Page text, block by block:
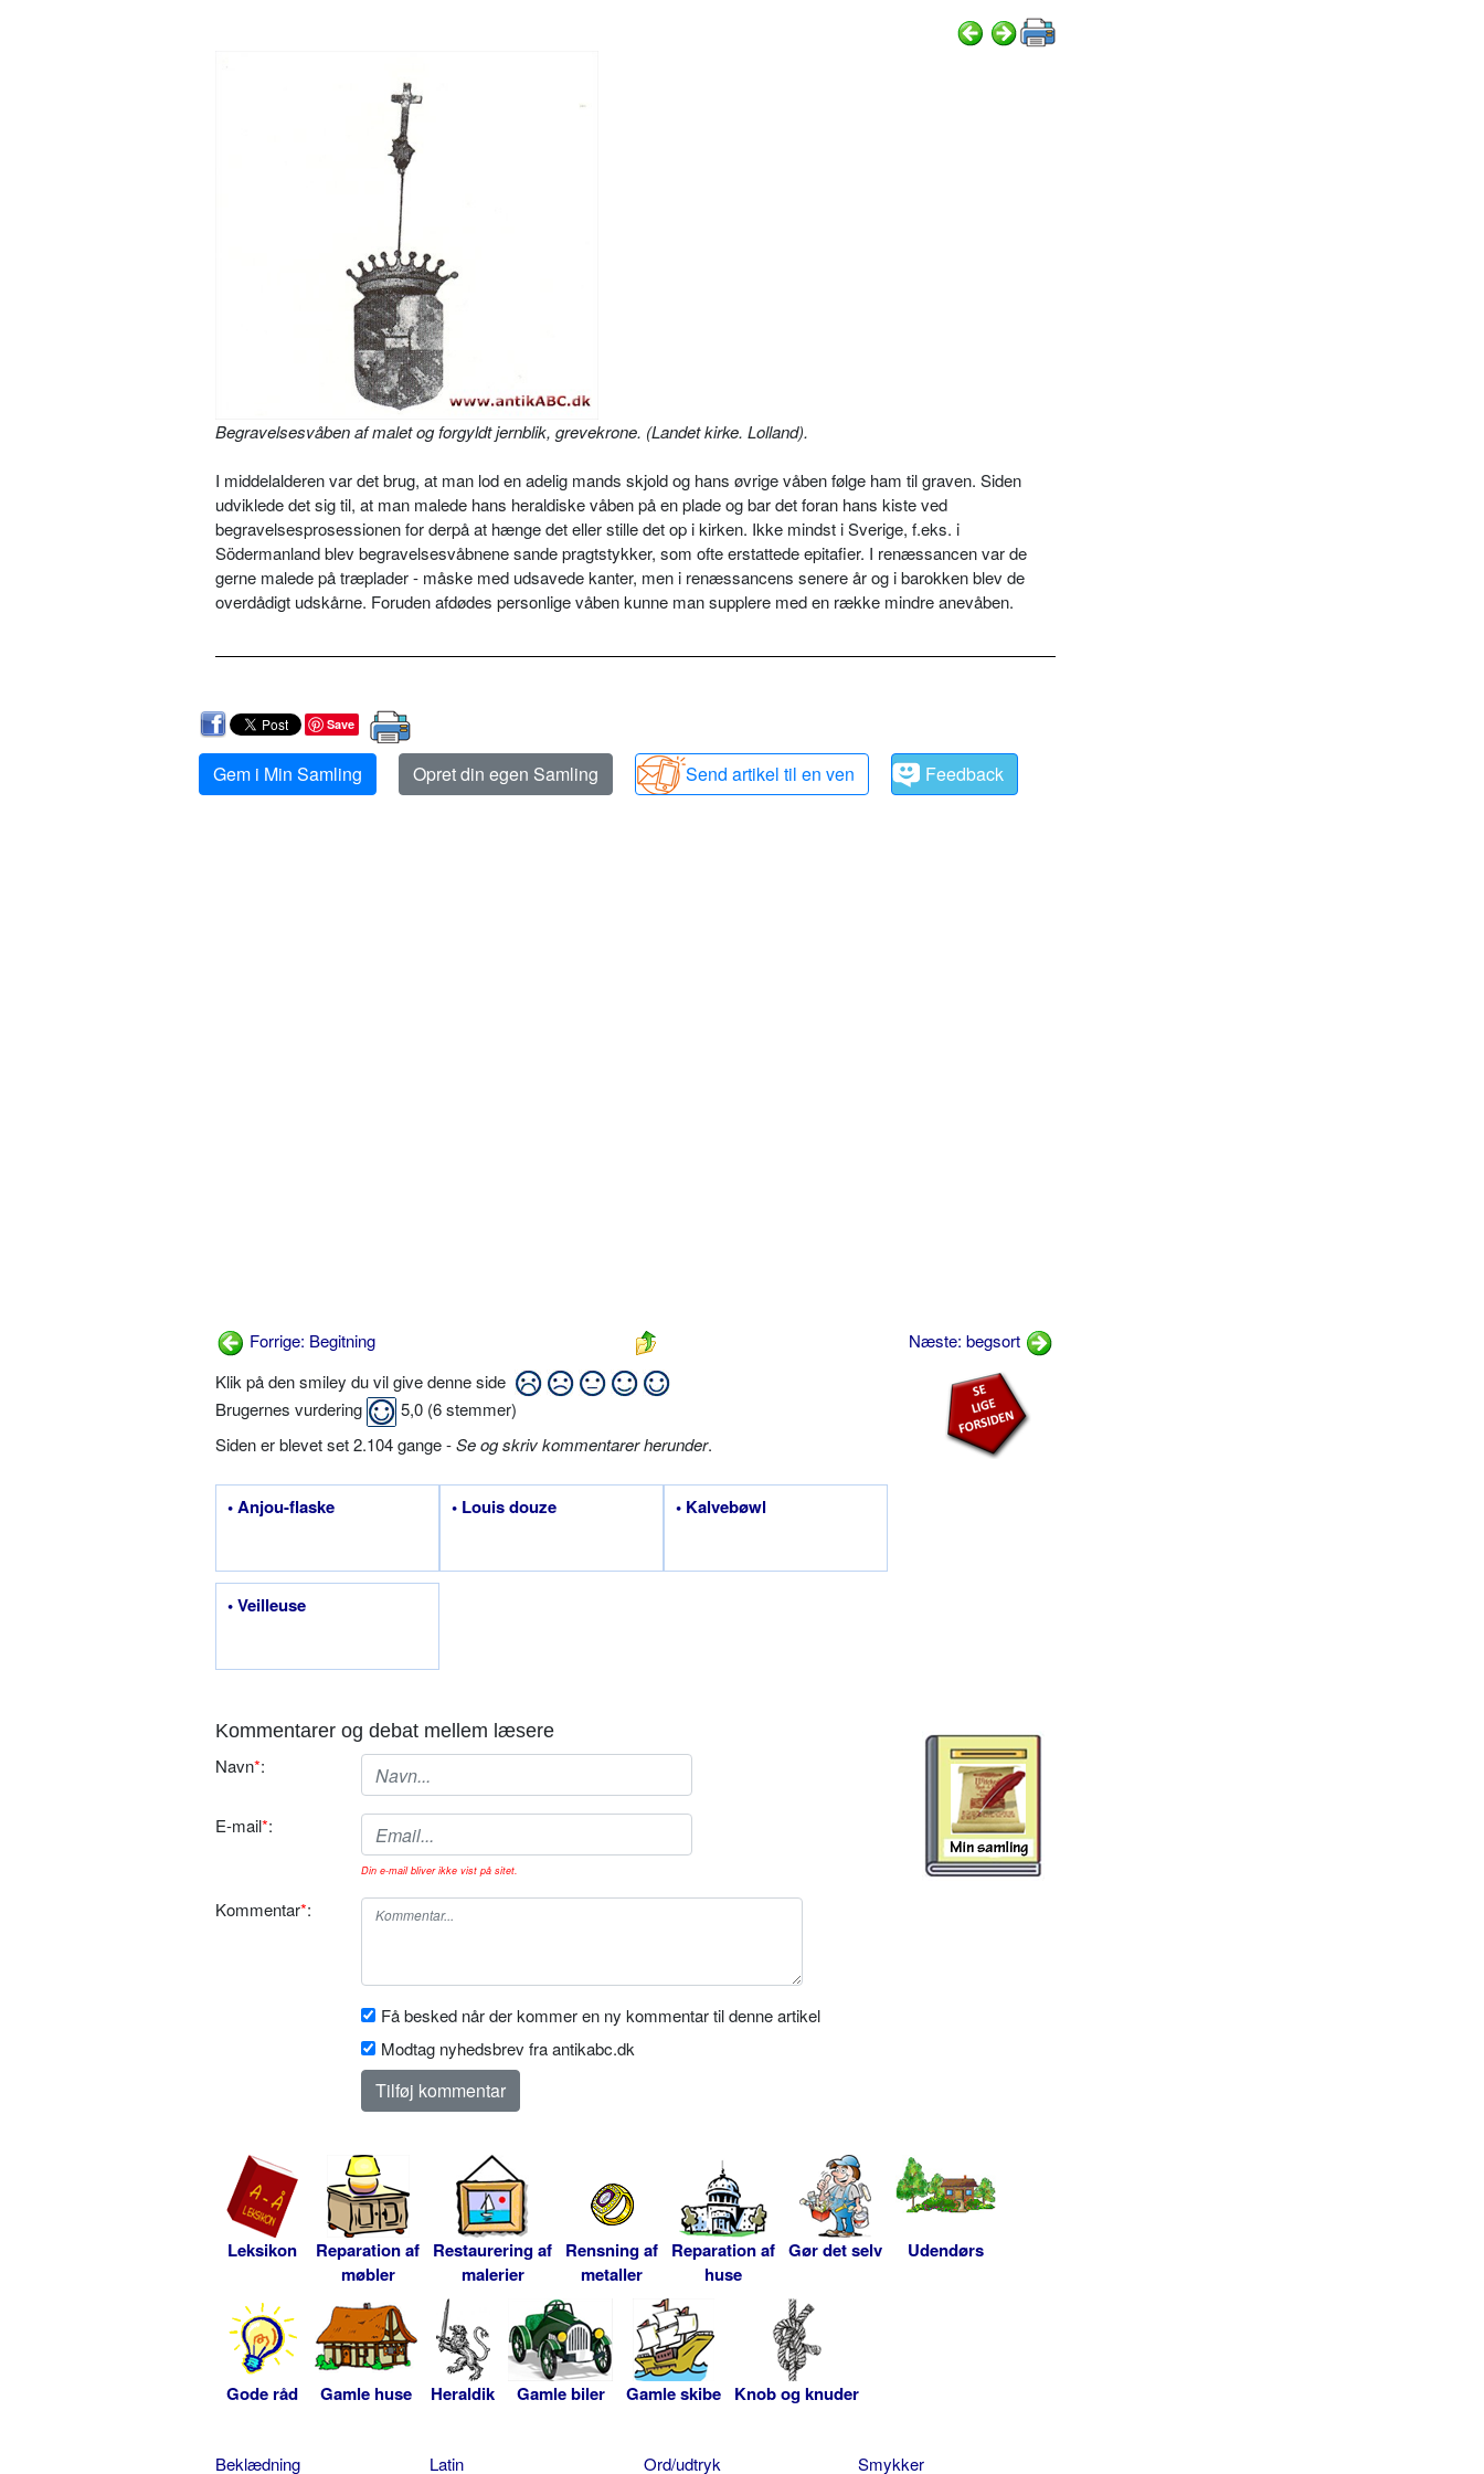
Begravelsesvåben af malet og forgyldt jernblik, grevekrone. (Landet kirke. Lolland).
I middelalderen var det brug, at man lod en adelig mands skjold og hans øvrige våben følge ham til graven. Siden
udviklede det sig til, at man malede hans heraldiske våben på en plade og bar det foran hans kiste ved
begravelsesprosessionen for derpå at hænge det eller stille det op i kirken. Ikke mindst i Sverige, f.eks. i
Södermanland blev begravelsesvåbnene sande pragtstykker, som ofte erstattede epitafier. I renæssancen var de
gerne malede på træplader - måske med udsavede kanter, men i renæssancens senere år og i barokken blev de
overdådigt udskårne. Foruden afdødes personlige våben kunne man supplere med en række mindre anevåben.
Save
Gem i Min Samling Opret din egen Samling Send artikel til en ven Feedback
Forrige: Begitning
Næste: begsort
Klik på den smiley du vil give denne side
Brugernes vurdering
5,0 (6stemmer)
Siden er blevet set 2.104 gange -Se og skriv kommentarer herunder.
• Anjou-flaske • Louis douze • Kalvebøwl
• Veilleuse
Kommentarer og debat mellem læsere
Navn*:
E-mail*:
Din e-mail bliver ikke vist på sitet.
Kommentar*:
Få besked når der kommer en ny kommentar til denne artikel
Modtag nyhedsbrev fra antikabc.dk
Leksikon
Reparation af
møbler
Restaurering af
malerier
Rensning af
metaller
Reparation af
huse
Gør det selv Udendørs
Gode råd Gamle huse Heraldik Gamle biler Gamle skibe Knob og knuder
Beklædning Latin Ord/udtryk Smykker